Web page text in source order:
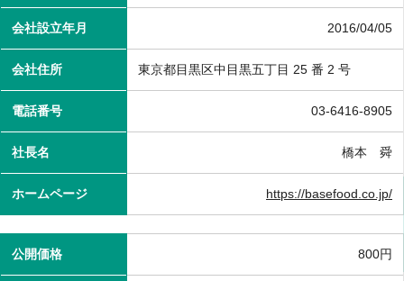
会社設立年月 2016/04/05
会社住所 東京都目黒区中目黒五丁目 25 番 2 号
電話番号 03-6416-8905
社長名 橋本 舜
ホームページ https://basefood.co.jp/
公開価格 800円